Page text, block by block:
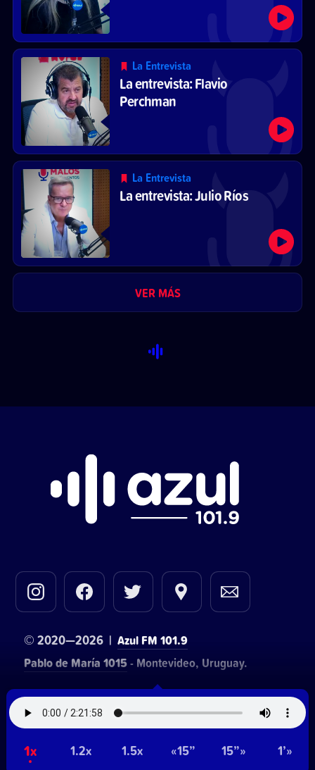
1x 1.2x 1.5x «15” 15”» 1’»
La Entrevista
La entrevista: Flavio
Perchman
La Entrevista
La entrevista: Julio Ríos
VER MÁS
© 2020—2026 | Azul FM 101.9
Pablo de María 1015- Montevideo, Uruguay.
Contacto comercial:Walter Lapachian• Hosting:
NetUy
Privacidad~Términos y condiciones